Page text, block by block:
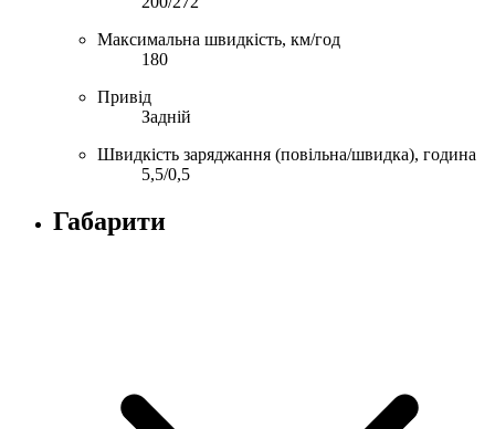
Максимальна швидкість, км/год
180
Привід
Задній
Швидкість заряджання (повільна/швидка), година
5,5/0,5
Габарити